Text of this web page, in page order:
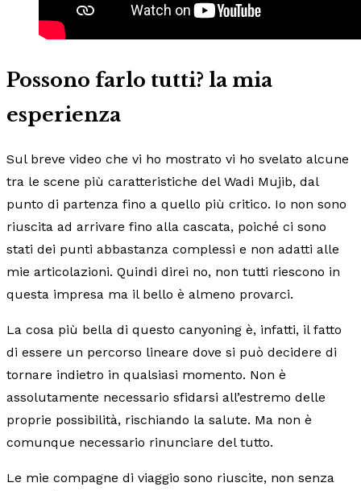
Possono farlo tutti? la mia
esperienza
Sul breve video che vi ho mostrato vi ho svelato alcune
tra le scene più caratteristiche del Wadi Mujib, dal
punto di partenza fino a quello più critico. Io non sono
riuscita ad arrivare fino alla cascata, poiché ci sono
stati dei punti abbastanza complessi e non adatti alle
mie articolazioni. Quindi direi no, non tutti riescono in
questa impresa ma il bello è almeno provarci.
La cosa più bella di questo canyoning è, infatti, il fatto
di essere un percorso lineare dove si può decidere di
tornare indietro in qualsiasi momento. Non è
assolutamente necessario sfidarsi all’estremo delle
proprie possibilità, rischiando la salute. Ma non è
comunque necessario rinunciare del tutto.
Le mie compagne di viaggio sono riuscite, non senza